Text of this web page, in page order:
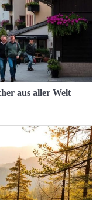
aus aller Welt